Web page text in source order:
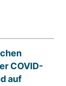
COVID-
auf